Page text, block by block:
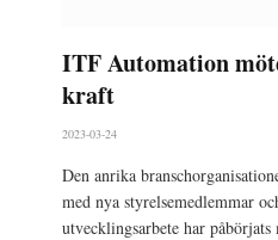
ITF Automation
kraft
2023-03-24
Den anrika
med nya styrelsemedlemmar
utvecklingsarbete har